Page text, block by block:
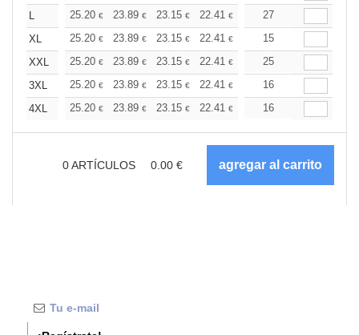
L
25.20 € 23.89 € 23.15 € 22.41 € 21.28€
27
XL
25.20 € 23.89 € 23.15 € 22.41 € 21.28€
15
XXL
25.20 € 23.89 € 23.15 € 22.41 € 21.28€
25
3XL
25.20 € 23.89 € 23.15 € 22.41 € 21.28€
16
4XL
25.20 € 23.89 € 23.15 € 22.41 € 21.28€
16
0ARTÍCULOS 0.00 €